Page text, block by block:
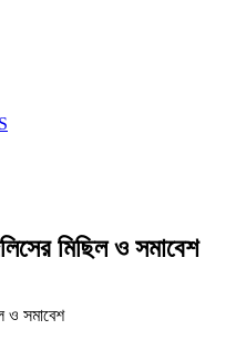
মিছিল ও সমাবেশ